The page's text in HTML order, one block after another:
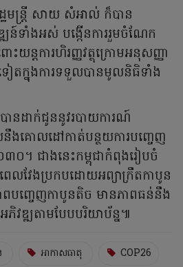
មន្ត្រី សាយ សំអាល់ ក៏បាន
ឍន៍ទាំងអស់ បង្កើនការរួមចំណែក
យន្តការហិរញ្ញវត្ថុក្រោមអនុសញ្ញា
តក្នុងការទទួលបានមូលនិធិទាំង
ានដាក់ជូននូវរបាយការណ៍
ងគោលដៅកាត់បន្ថយការបញ្ចេញ
៣០។ ជាងនេះកម្ពុជាកំពុងរៀបចំ
េលវែងប្រកបដោយអព្យាក្រឹតកាបូន
ពបញ្ចេញកាបូនតិច មានភាពធន់នឹង
វឌ្ឍតាមបែបបរិយាប័ន្ន៕
អាកាសធាតុ COP26